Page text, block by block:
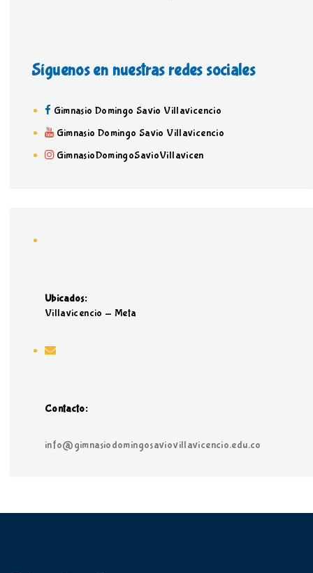
Síguenos en nuestras redes sociales
Gimnasio Domingo Savio Villavicencio
Gimnasio Domingo Savio Villavicencio
GimnasioDomingoSavioVillavicen
Ubicados:
Villavicencio - Meta
Contacto:
info@gimnasiodomingosaviovillavicencio.edu.co